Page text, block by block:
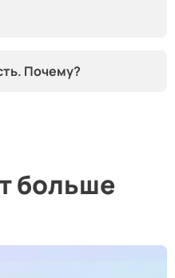
Почему?
больше